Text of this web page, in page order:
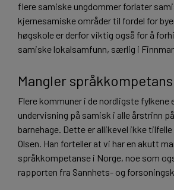
flere samiske ungdommer forlater
kjernesamiske områder til fordel for
høgskole er derfor viktig også for å
samiske lokalsamfunn, særlig i
Mangler
Flere kommuner i de nordligste fylkene
undervisning på samisk i alle årstrinn
barnehage. Dette er allikevel ikke
Olsen. Han forteller at vi har en akutt
språkkompetanse i Norge, noe som
rapporten fra Sannhets- og